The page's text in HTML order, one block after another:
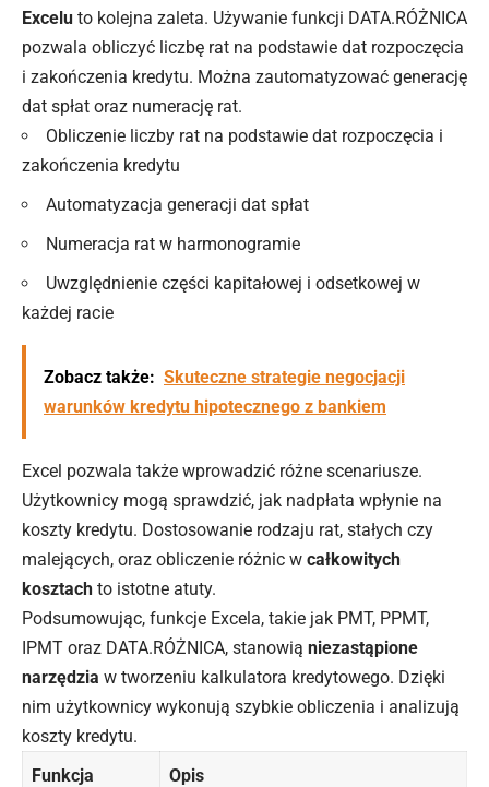
Excelu to kolejna zaleta. Używanie funkcji DATA.RÓŻNICA
pozwala obliczyć liczbę rat na podstawie dat rozpoczęcia
i zakończenia kredytu. Można zautomatyzować generację
dat spłat oraz numerację rat.
Obliczenie liczby rat na podstawie dat rozpoczęcia i
zakończenia kredytu
Automatyzacja generacji dat spłat
Numeracja rat w harmonogramie
Uwzględnienie części kapitałowej i odsetkowej w
każdej racie
Zobacz także: Skuteczne strategie negocjacji
warunków kredytu hipotecznego z bankiem
Excel pozwala także wprowadzić różne scenariusze.
Użytkownicy mogą sprawdzić, jak nadpłata wpłynie na
koszty kredytu. Dostosowanie rodzaju rat, stałych czy
malejących, oraz obliczenie różnic w całkowitych
kosztach to istotne atuty.
Podsumowując, funkcje Excela, takie jak PMT, PPMT,
IPMT oraz DATA.RÓŻNICA, stanowią niezastąpione
narzędzia w tworzeniu kalkulatora kredytowego. Dzięki
nim użytkownicy wykonują szybkie obliczenia i analizują
koszty kredytu.
Funkcja
Opis